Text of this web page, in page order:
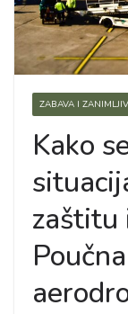
ZABAVA I
Kako
zaštitu